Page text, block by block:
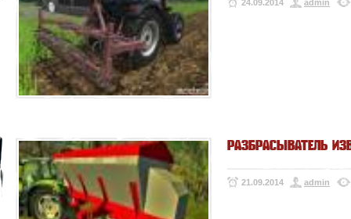
24.09.2014 admin
РАЗБРАСЫВАТЕЛЬ
21.09.2014 admin